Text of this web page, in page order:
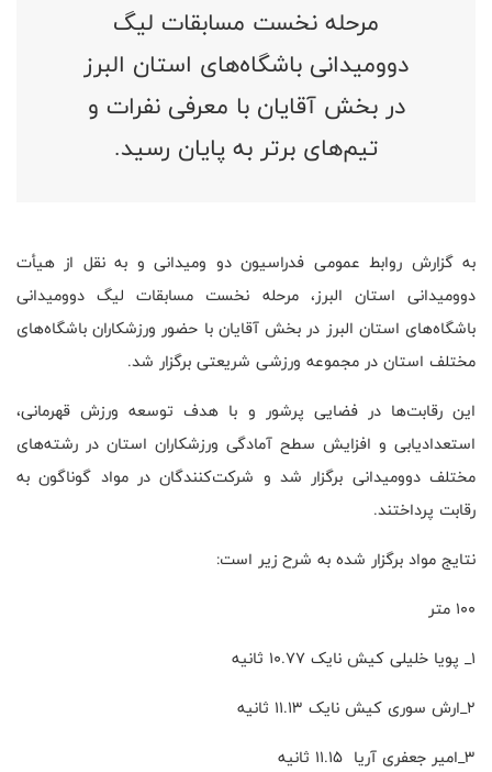
مرحله نخست مسابقات لیگ
دوومیدانی باشگاه‌های استان البرز
در بخش آقایان با معرفی نفرات و
تیم‌های برتر به پایان رسید.
به گزارش روابط عمومی فدراسیون دو و‌میدانی و به نقل از هیأت
دوومیدانی استان البرز، مرحله نخست مسابقات لیگ دوومیدانی
باشگاه‌های استان البرز در بخش آقایان با حضور ورزشکاران باشگاه‌های
مختلف استان در مجموعه ورزشی شریعتی برگزار شد.
این رقابت‌ها در فضایی پرشور و با هدف توسعه ورزش قهرمانی،
استعدادیابی و افزایش سطح آمادگی ورزشکاران استان در رشته‌های
مختلف دوومیدانی برگزار شد و شرکت‌کنندگان در مواد گوناگون به
رقابت پرداختند.
نتایج مواد برگزار شده به شرح زیر است:
۱۰۰ متر
۱_ پویا خلیلی کیش نایک ۱۰.۷۷ ثانیه
۲_ارش سوری کیش نایک ۱۱.۱۳ ثانیه
۳_امیر جعفری آریا ۱۱.۱۵ ثانیه